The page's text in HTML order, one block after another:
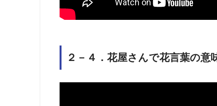
２－４．花屋さんで花言葉の意